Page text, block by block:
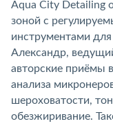
Aqua City Detailing
зоной с
инструментами
Александр,
авторские приёмы
анализа
шероховатости,
обезжиривание.